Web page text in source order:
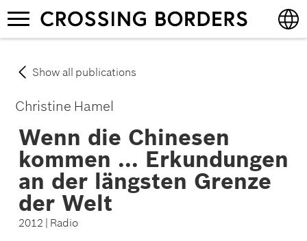
Skip
to
main
Toggle
navigation
Show all publications
Christine Hamel
Wenn die Chinesen
kommen ... Erkundungen
an der längsten Grenze
der Welt
2012 | Radio